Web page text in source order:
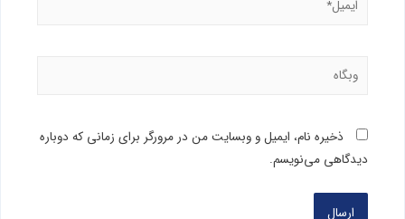
ذخیره نام، ایمیل و وبسایت من در مرورگر برای زمانی که دوباره
دیدگاهی می‌نویسم.